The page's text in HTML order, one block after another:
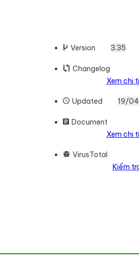
Version 3.35
Changelog
Xem chi
Updated 19/
Document
Xem chi
VirusTotal
Kiểm